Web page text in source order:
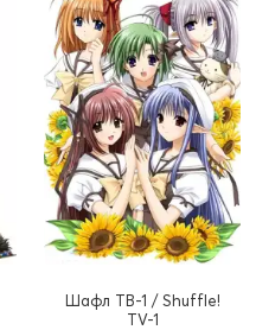
Шафл ТВ-1 / Shuffle!
TV-1